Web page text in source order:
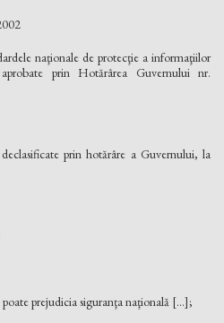
naţionale de protecţie a informaţiilor
prin Hotărârea Guvernului nr.
prin hotărâre a Guvernului, la
prejudicia siguranţa naţională [...];